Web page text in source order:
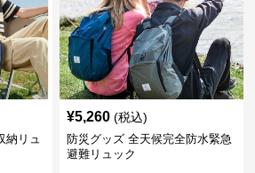
納リュ
¥5,260 (税込)
防災グッズ 全天候完全防水緊急
避難リュック